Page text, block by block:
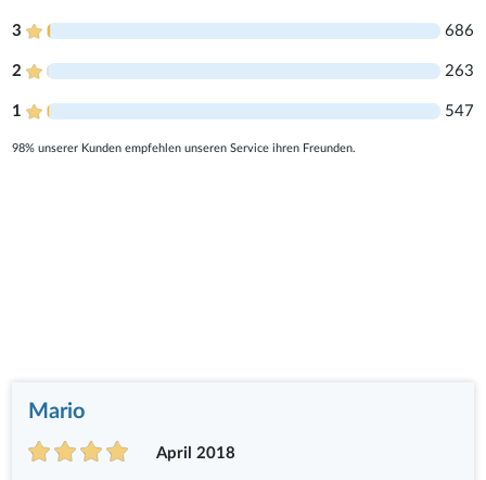
3 686
2 263
1 547
98% unserer Kunden empfehlen unseren Service ihren Freunden.
Mario
April 2018